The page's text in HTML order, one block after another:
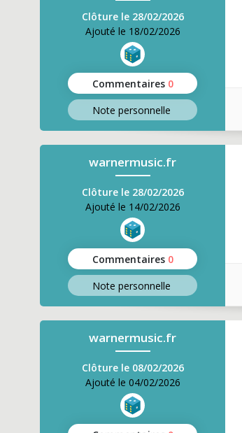
Clôture le 28/02/2026
Ajouté le 18/02/2026
Commentaires 0
Note personnelle
warnermusic.fr
Clôture le 28/02/2026
Ajouté le 14/02/2026
Commentaires 0
Note personnelle
warnermusic.fr
Clôture le 08/02/2026
Ajouté le 04/02/2026